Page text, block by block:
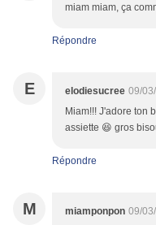
miam miam, ça
Répondre
E elodiesucree 09/
Miam!!! J'adore ton
assiette 😆 gros
Répondre
M miamponpon 09/